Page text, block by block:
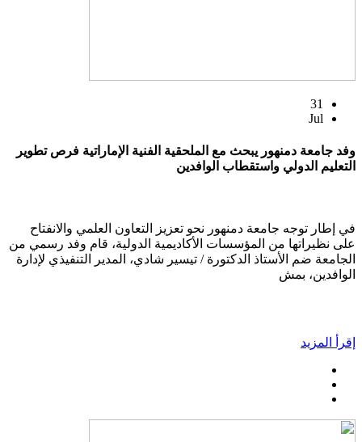
31
Jul
وفد جامعة دمنهور يبحث مع الملحقية الفنية الإماراتية فرص تطوير
التعليم الدولي واستقطاب الوافدين
في إطار توجه جامعة دمنهور نحو تعزيز التعاون العلمي والانفتاح
على نظيراتها من المؤسسات الأكاديمية الدولية، قام وفد رسمي من
الجامعة ضم الأستاذ الدكتورة / تيسير شادي، المدير التنفيذي لإدارة
الوافدين، بمش
إقرأ المزيد